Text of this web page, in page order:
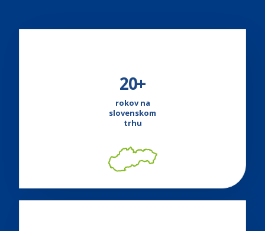
20+
rokov na
slovenskom
trhu